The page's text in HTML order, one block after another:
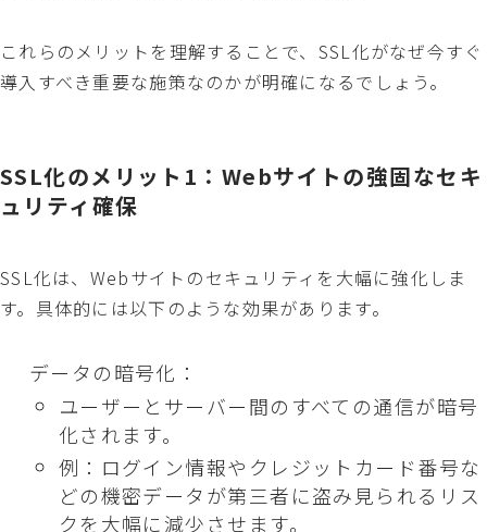
これらのメリットを理解することで、SSL化がなぜ今すぐ
導入すべき重要な施策なのかが明確になるでしょう。
SSL化のメリット1：Webサイトの強固なセキ
ュリティ確保
SSL化は、Webサイトのセキュリティを大幅に強化しま
す。具体的には以下のような効果があります。
データの暗号化：
ユーザーとサーバー間のすべての通信が暗号
化されます。
例：ログイン情報やクレジットカード番号な
どの機密データが第三者に盗み見られるリス
クを大幅に減少させます。